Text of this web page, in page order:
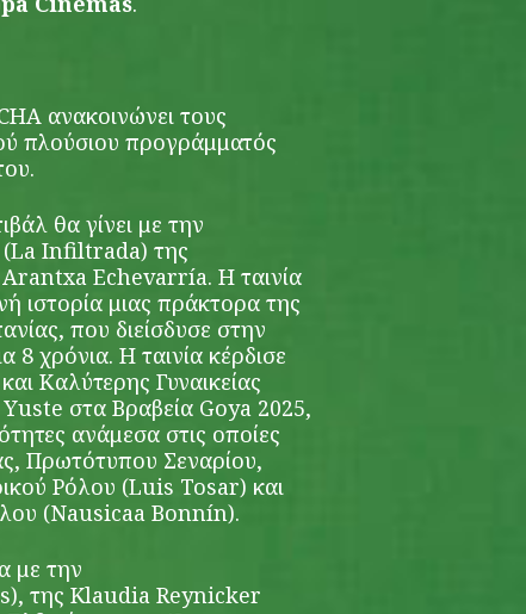
ανακοινώνει τους
πλούσιου προγράμματός
.
θα γίνει με την
(La Infiltrada) της
Arantxa Echevarría. Η ταινία
ιστορία μιας πράκτορα της
που διείσδυσε στην
8 χρόνια. Η ταινία κέρδισε
Καλύτερης Γυναικείας
στα Βραβεία Goya 2025,
ανάμεσα στις οποίες
Πρωτότυπου Σεναρίου,
Ρόλου (Luis Tosar) και
(Nausicaa Bonnín).
με την
της Klaudia Reynicker